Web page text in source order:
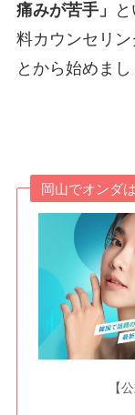
痛みが苦手」
料カウンセリ
とから始めまし
岡山でオンダ
【